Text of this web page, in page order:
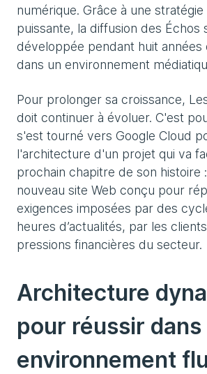
numérique. Grâce à une
puissante, la diffusion des Échos
développée pendant huit années
dans un environnement
Pour prolonger sa croissance,
doit continuer à évoluer. C'est
s'est tourné vers Google Cloud
l'architecture d'un projet qui va
prochain chapitre de son histoire
nouveau site Web conçu pour
exigences imposées par des
heures d’actualités, par les
pressions financières du secteur.
Architecture
pour réussir dans
environnement